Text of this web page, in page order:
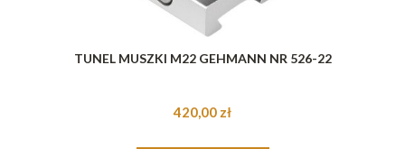
TUNEL MUSZKI M22 GEHMANN NR 526-22
420,00 zł